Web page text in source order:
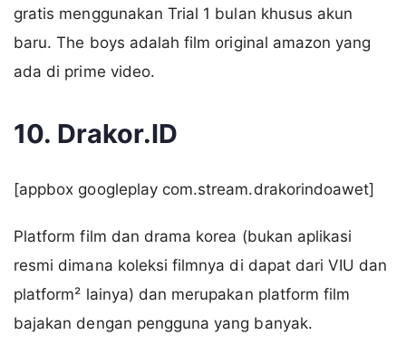
gratis menggunakan Trial 1 bulan khusus akun
baru. The boys adalah film original amazon yang
ada di prime video.
10. Drakor.ID
[appbox googleplay com.stream.drakorindoawet]
Platform film dan drama korea (bukan aplikasi
resmi dimana koleksi filmnya di dapat dari VIU dan
platform² lainya) dan merupakan platform film
bajakan dengan pengguna yang banyak.